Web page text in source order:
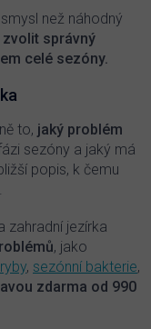
než náhodný
zvolit správný
celé sezóny.
to, jaký problém
sezóny a jaký má
popis, k čemu
zahradní jezírka
, jako
, sezónní bakterie,
zdarma od 990